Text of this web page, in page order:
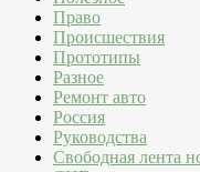
Право
Происшествия
Прототипы
Разное
Ремонт авто
Россия
Руководства
Свободная лента